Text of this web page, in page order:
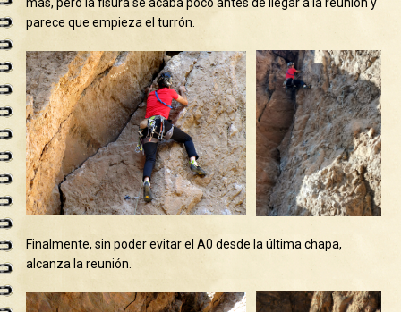
parece que empieza el turrón.
Finalmente, sin poder evitar el A0 desde la última chapa,
alcanza la reunión.